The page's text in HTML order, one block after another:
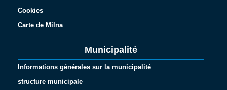
Cookies
Carte de Milna
Municipalité
Informations générales sur la municipalité
structure municipale